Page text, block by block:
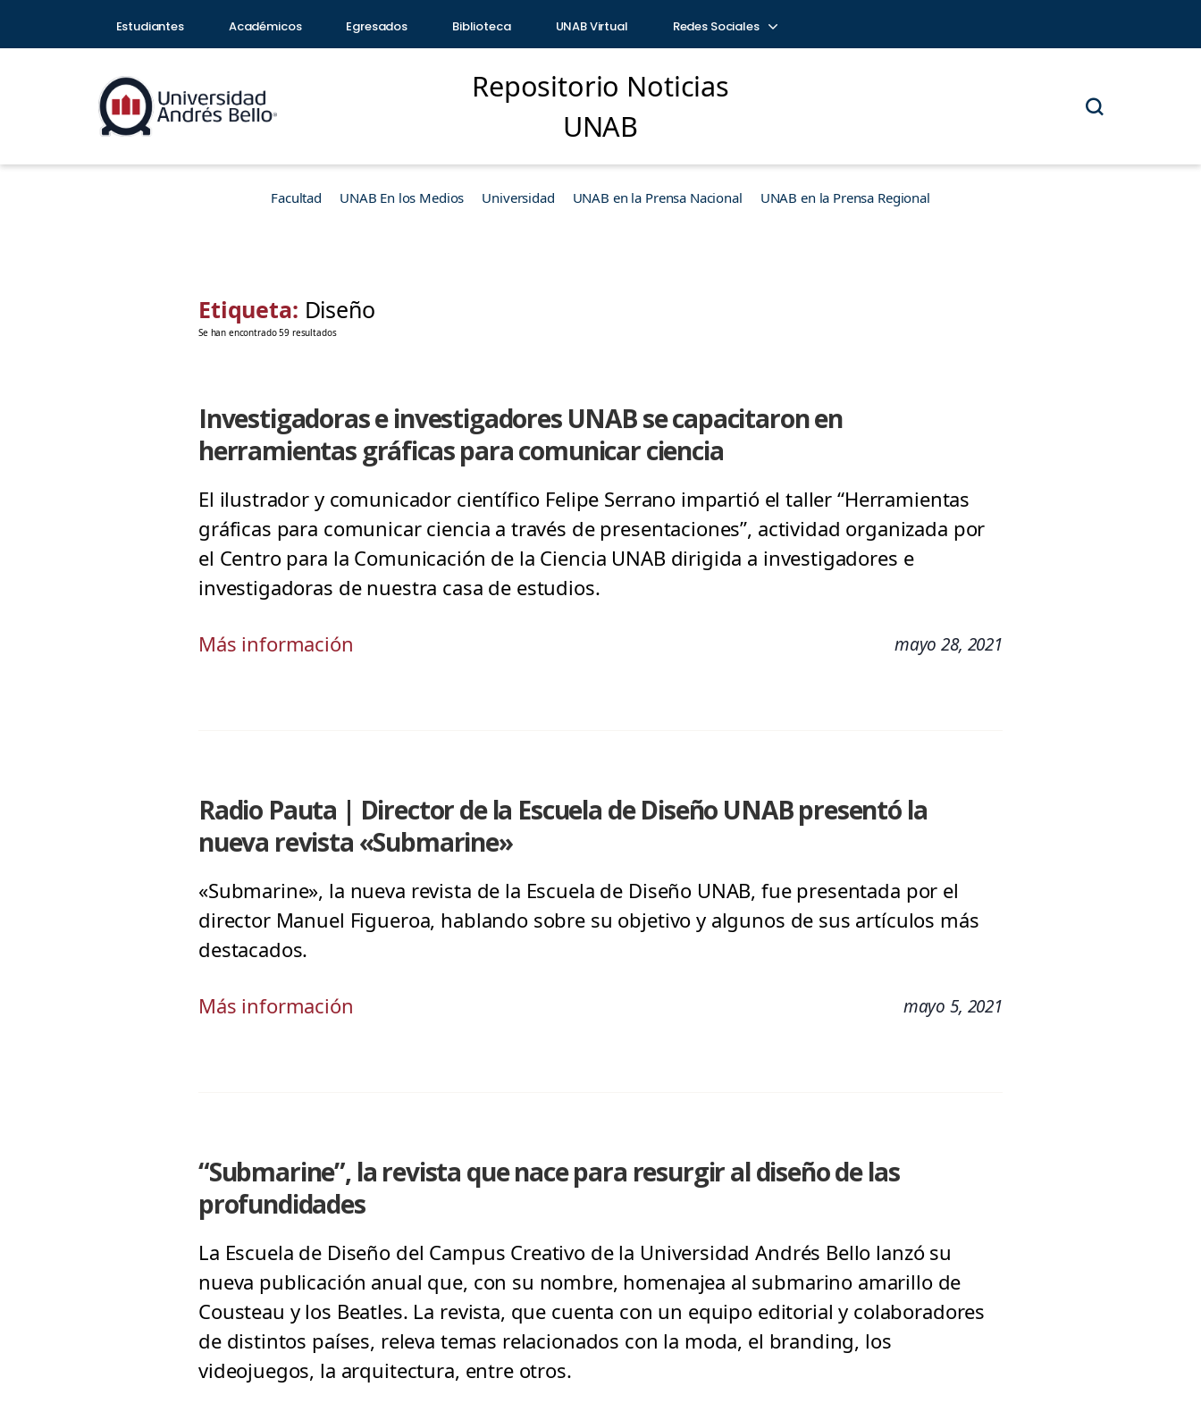
Estudiantes Académicos Egresados Biblioteca UNAB Virtual Redes Sociales
Repositorio Noticias
UNAB
Facultad UNAB En los Medios Universidad UNAB en la Prensa Nacional UNAB en la Prensa Regional
Etiqueta: Diseño
Se han encontrado 59 resultados
Investigadoras e investigadores UNAB se capacitaron en
herramientas gráficas para comunicar ciencia
El ilustrador y comunicador científico Felipe Serrano impartió el taller “Herramientas
gráficas para comunicar ciencia a través de presentaciones”, actividad organizada por
el Centro para la Comunicación de la Ciencia UNAB dirigida a investigadores e
investigadoras de nuestra casa de estudios.
Más información mayo 28, 2021
Radio Pauta | Director de la Escuela de Diseño UNAB presentó la
nueva revista «Submarine»
«Submarine», la nueva revista de la Escuela de Diseño UNAB, fue presentada por el
director Manuel Figueroa, hablando sobre su objetivo y algunos de sus artículos más
destacados.
Más información mayo 5, 2021
“Submarine”, la revista que nace para resurgir al diseño de las
profundidades
La Escuela de Diseño del Campus Creativo de la Universidad Andrés Bello lanzó su
nueva publicación anual que, con su nombre, homenajea al submarino amarillo de
Cousteau y los Beatles. La revista, que cuenta con un equipo editorial y colaboradores
de distintos países, releva temas relacionados con la moda, el branding, los
videojuegos, la arquitectura, entre otros.